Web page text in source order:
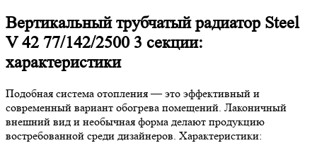
Вертикальный трубчатый радиатор Steel
V 42 77/142/2500 3 секции:
характеристики
Подобная система отопления — это эффективный и
современный вариант обогрева помещений. Лаконичный
внешний вид и необычная форма делают продукцию
востребованной среди дизайнеров. Характеристики: